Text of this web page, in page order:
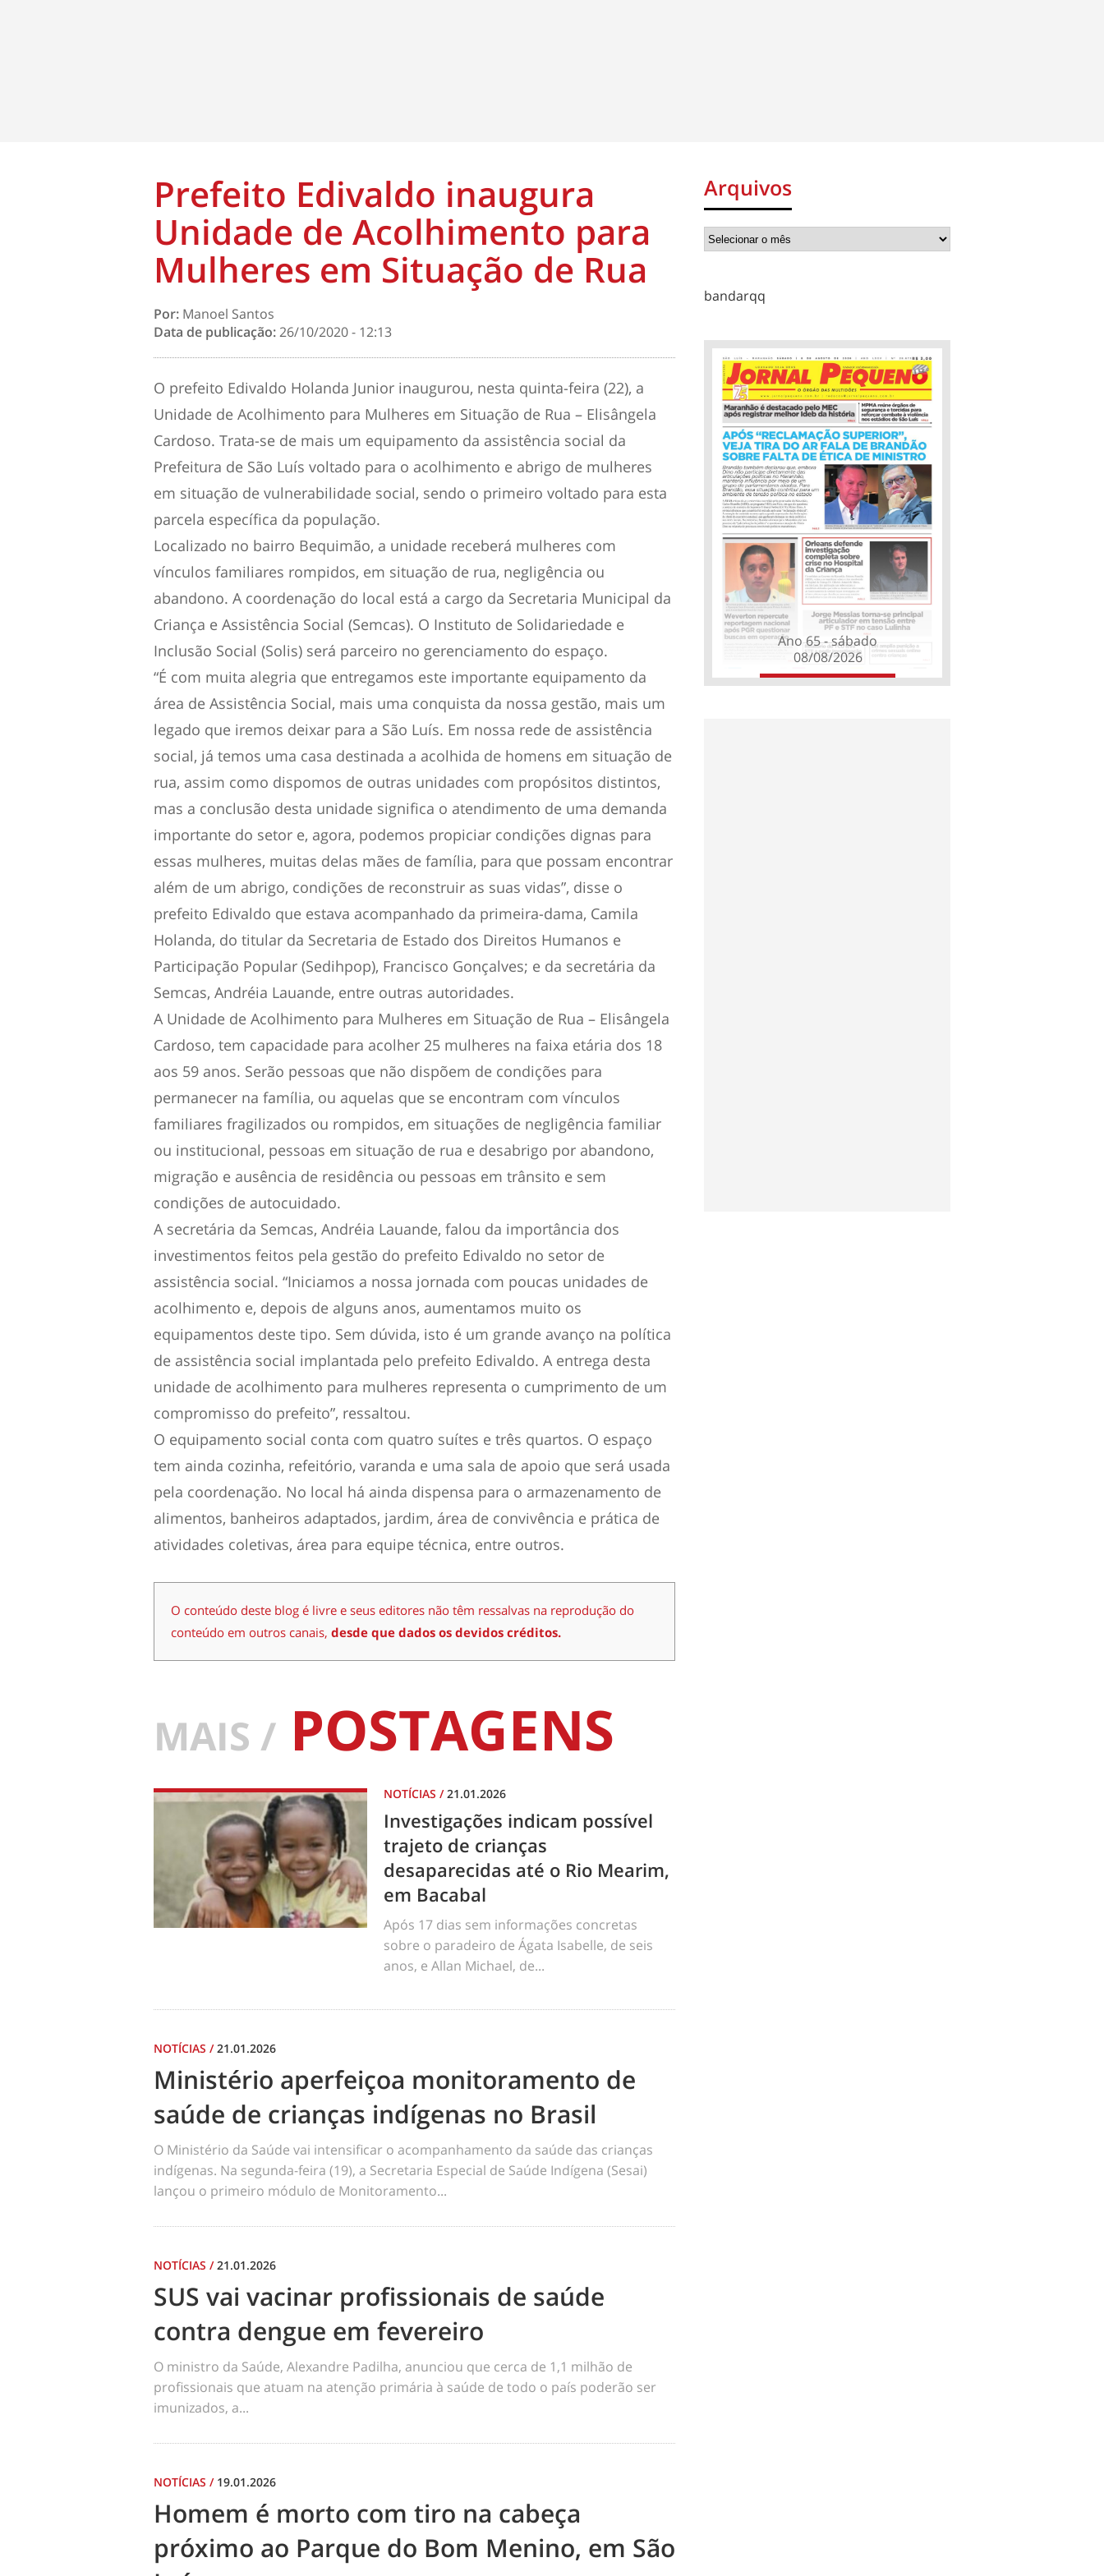
Prefeito Edivaldo inaugura
Unidade de Acolhimento para
Mulheres em Situação de Rua
Por: Manoel Santos
Data de publicação:26/10/2020 - 12:13
O prefeito Edivaldo Holanda Junior inaugurou, nesta quinta-feira (22), a
Unidade de Acolhimento para Mulheres em Situação de Rua – Elisângela
Cardoso. Trata-se de mais um equipamento da assistência social da
Prefeitura de São Luís voltado para o acolhimento e abrigo de mulheres
em situação de vulnerabilidade social, sendo o primeiro voltado para esta
parcela específica da população.
Localizado no bairro Bequimão, a unidade receberá mulheres com
vínculos familiares rompidos, em situação de rua, negligência ou
abandono. A coordenação do local está a cargo da Secretaria Municipal da
Criança e Assistência Social (Semcas). O Instituto de Solidariedade e
Inclusão Social (Solis) será parceiro no gerenciamento do espaço.
“É com muita alegria que entregamos este importante equipamento da
área de Assistência Social, mais uma conquista da nossa gestão, mais um
legado que iremos deixar para a São Luís. Em nossa rede de assistência
social, já temos uma casa destinada a acolhida de homens em situação de
rua, assim como dispomos de outras unidades com propósitos distintos,
mas a conclusão desta unidade significa o atendimento de uma demanda
importante do setor e, agora, podemos propiciar condições dignas para
essas mulheres, muitas delas mães de família, para que possam encontrar
além de um abrigo, condições de reconstruir as suas vidas”, disse o
prefeito Edivaldo que estava acompanhado da primeira-dama, Camila
Holanda, do titular da Secretaria de Estado dos Direitos Humanos e
Participação Popular (Sedihpop), Francisco Gonçalves; e da secretária da
Semcas, Andréia Lauande, entre outras autoridades.
A Unidade de Acolhimento para Mulheres em Situação de Rua – Elisângela
Cardoso, tem capacidade para acolher 25 mulheres na faixa etária dos 18
aos 59 anos. Serão pessoas que não dispõem de condições para
permanecer na família, ou aquelas que se encontram com vínculos
familiares fragilizados ou rompidos, em situações de negligência familiar
ou institucional, pessoas em situação de rua e desabrigo por abandono,
migração e ausência de residência ou pessoas em trânsito e sem
condições de autocuidado.
A secretária da Semcas, Andréia Lauande, falou da importância dos
investimentos feitos pela gestão do prefeito Edivaldo no setor de
assistência social. “Iniciamos a nossa jornada com poucas unidades de
acolhimento e, depois de alguns anos, aumentamos muito os
equipamentos deste tipo. Sem dúvida, isto é um grande avanço na política
de assistência social implantada pelo prefeito Edivaldo. A entrega desta
unidade de acolhimento para mulheres representa o cumprimento de um
compromisso do prefeito”, ressaltou.
O equipamento social conta com quatro suítes e três quartos. O espaço
tem ainda cozinha, refeitório, varanda e uma sala de apoio que será usada
pela coordenação. No local há ainda dispensa para o armazenamento de
alimentos, banheiros adaptados, jardim, área de convivência e prática de
atividades coletivas, área para equipe técnica, entre outros.
O conteúdo deste blog é livre e seus editores não têm ressalvas na reprodução do
conteúdo em outros canais, desde que dados os devidos créditos.
MAIS / POSTAGENS
NOTÍCIAS /21.01.2026
Investigações indicam possível
trajeto de crianças
desaparecidas até o Rio Mearim,
em Bacabal
Após 17 dias sem informações concretas
sobre o paradeiro de Ágata Isabelle, de seis
anos, e Allan Michael, de...
NOTÍCIAS /21.01.2026
Ministério aperfeiçoa monitoramento de
saúde de crianças indígenas no Brasil
O Ministério da Saúde vai intensificar o acompanhamento da saúde das crianças
indígenas. Na segunda-feira (19), a Secretaria Especial de Saúde Indígena (Sesai)
lançou o primeiro módulo de Monitoramento...
NOTÍCIAS /21.01.2026
SUS vai vacinar profissionais de saúde
contra dengue em fevereiro
O ministro da Saúde, Alexandre Padilha, anunciou que cerca de 1,1 milhão de
profissionais que atuam na atenção primária à saúde de todo o país poderão ser
imunizados, a...
NOTÍCIAS / 19.01.2026
Homem é morto com tiro na cabeça
próximo ao Parque do Bom Menino, em São
Arquivos
bandarqq
Ano 65 - sábado
08/08/2026